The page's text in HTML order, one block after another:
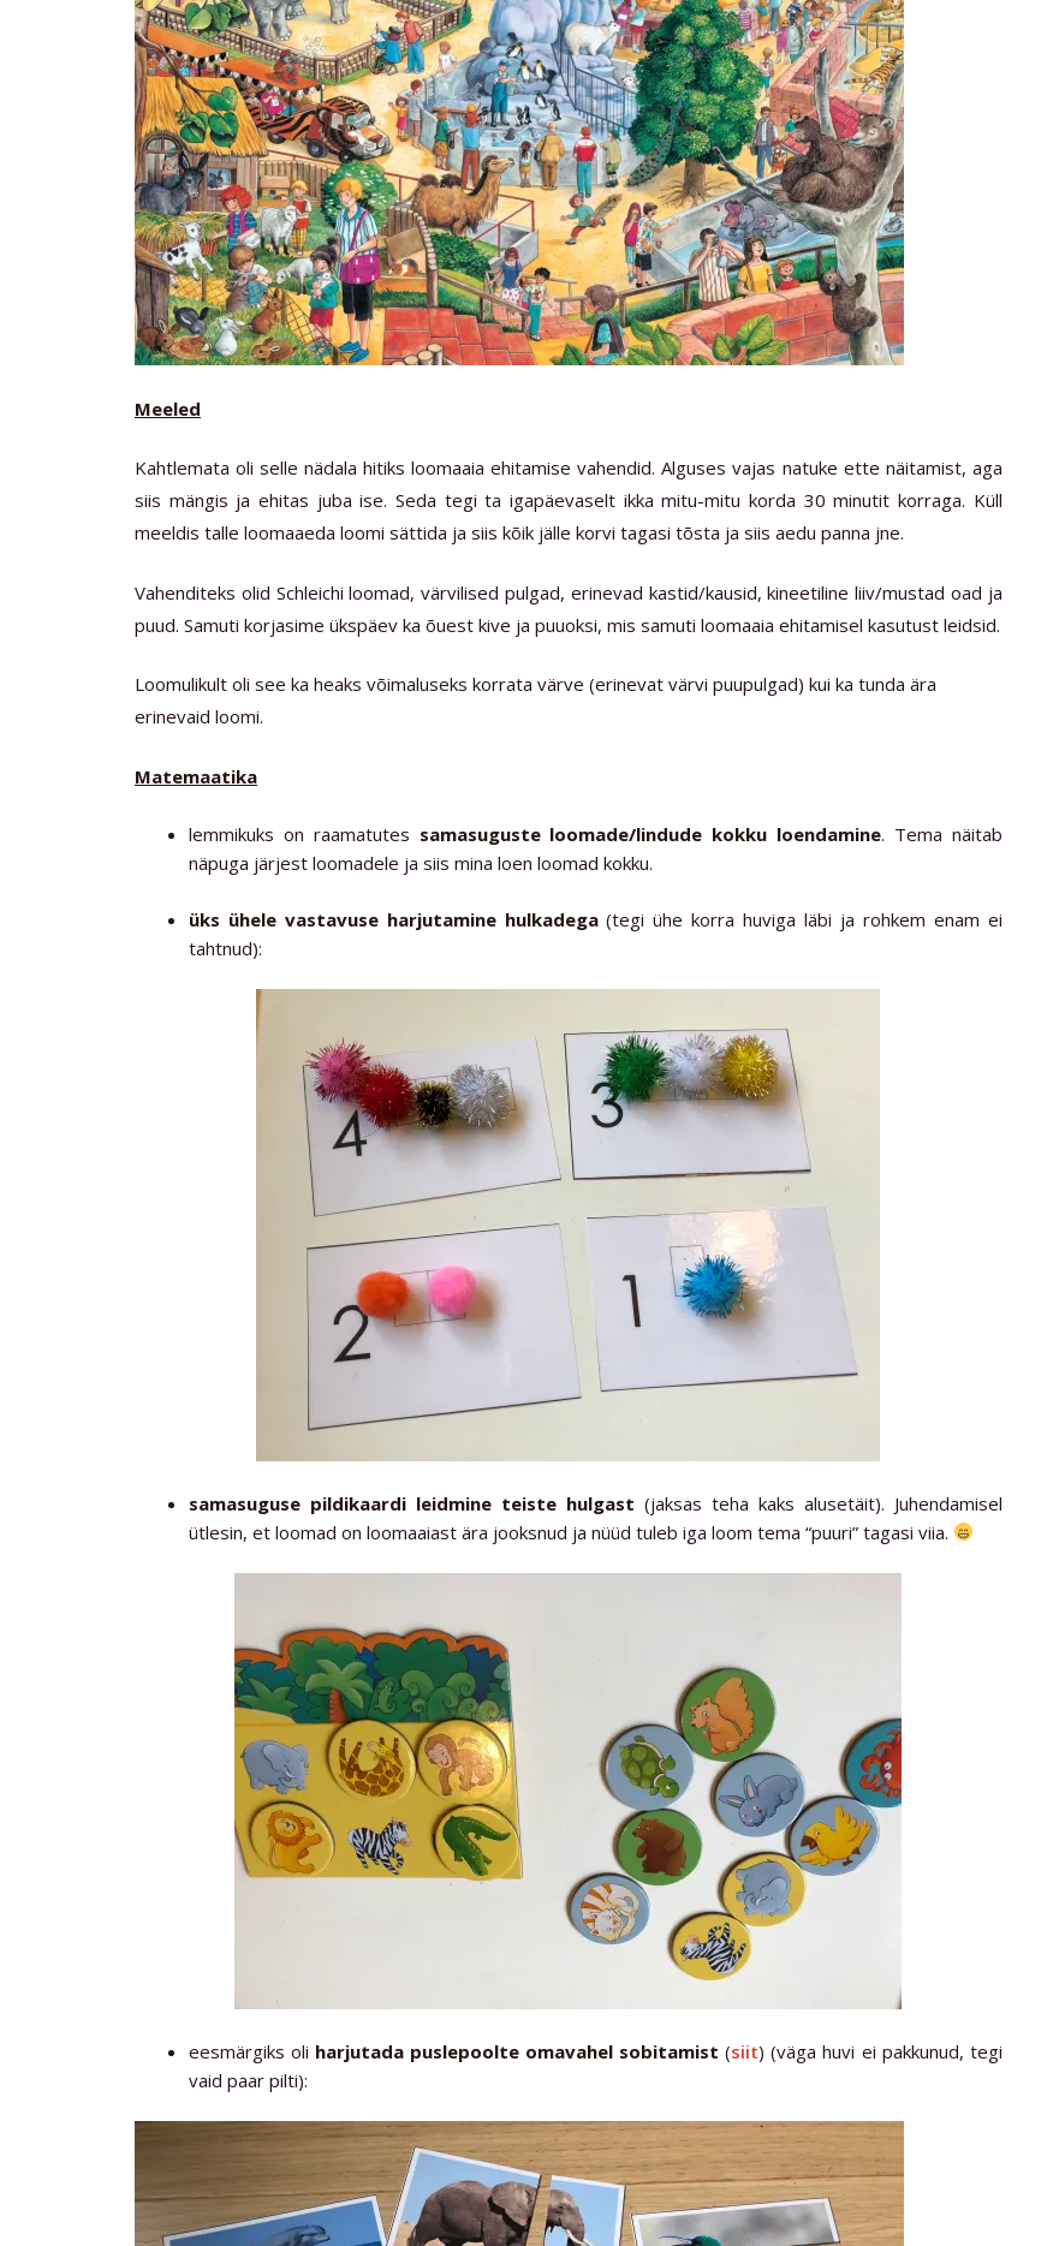
Meeled
Kahtlemata oli selle nädala hitiks loomaaia ehitamise vahendid. Alguses vajas natuke ette näitamist, aga
siis mängis ja ehitas juba ise. Seda tegi ta igapäevaselt ikka mitu-mitu korda 30 minutit korraga. Küll
meeldis talle loomaaeda loomi sättida ja siis kõik jälle korvi tagasi tõsta ja siis aedu panna jne.
Vahenditeks olid Schleichi loomad, värvilised pulgad, erinevad kastid/kausid, kineetiline liiv/mustad oad ja
puud. Samuti korjasime ükspäev ka õuest kive ja puuoksi, mis samuti loomaaia ehitamisel kasutust leidsid.
Loomulikult oli see ka heaks võimaluseks korrata värve (erinevat värvi puupulgad) kui ka tunda ära
erinevaid loomi.
Matemaatika
lemmikuks on raamatutes samasuguste loomade/lindude kokku loendamine. Tema näitab
näpuga järjest loomadele ja siis mina loen loomad kokku.
üks ühele vastavuse harjutamine hulkadega(tegi ühe korra huviga läbi ja rohkem enam ei
tahtnud):
samasuguse pildikaardi leidmine teiste hulgast (jaksas teha kaks alusetäit). Juhendamisel
ütlesin, et loomad on loomaaiast ära jooksnud ja nüüd tuleb iga loom tema “puuri” tagasi viia.
eesmärgiks oli harjutada puslepoolte omavahel sobitamist (siit) (väga huvi ei pakkunud, tegi
vaid paar pilti):